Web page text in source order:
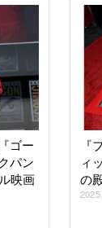
ゴー
パン
映画
『
ィ
の